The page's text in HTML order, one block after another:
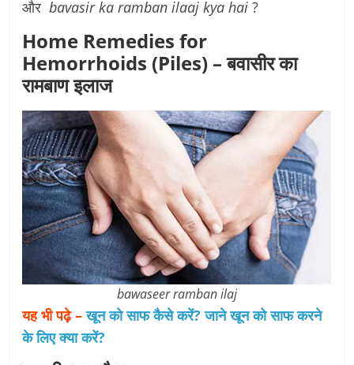
औरbavasir ka ramban ilaaj kya hai ?
Home Remedies for
Hemorrhoids (Piles) – बवासीर का
रामबाण इलाज
bawaseer ramban ilaj
यह भी पढ़े – खून को साफ कैसे करें? जाने खून को साफ करने
के लिए क्या करें?